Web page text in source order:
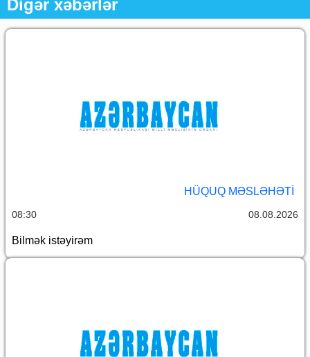
Digər xəbərlər
HÜQUQ MƏSLƏHƏTI
08:30 08.08.2026
Bilmək istəyirəm